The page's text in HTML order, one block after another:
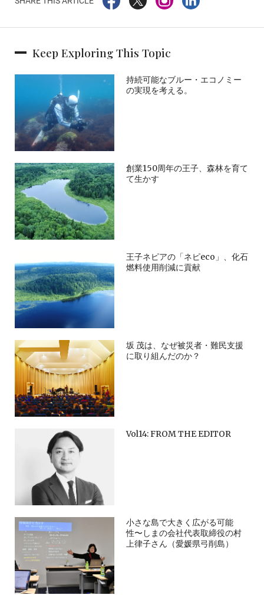
Keep Exploring This Topic
持続可能なブルー・エコノミー
の実現を考える。
創業150周年の王子、森林を育て
て生かす
王子ネピアの「ネピeco」、化石
燃料使用削減に貢献
坂 茂は、なぜ被災者・難民支援
に取り組んだのか？
Vol14: FROM THE EDITOR
小さな島で大きく広がる可能
性〜しまの会社代表取締役の村
上律子さん（愛媛県弓削島）